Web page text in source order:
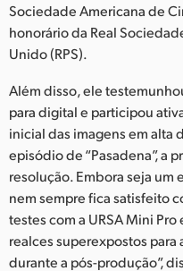
Sociedade Americana de
honorário da Real
Unido (RPS).
Além disso, ele
para digital e participou
inicial das imagens em
episódio de “Pasadena”, a
resolução. Embora seja um
nem sempre fica satisfeito
testes com a URSA Mini
realces superexpostos
durante a pós-produção”,